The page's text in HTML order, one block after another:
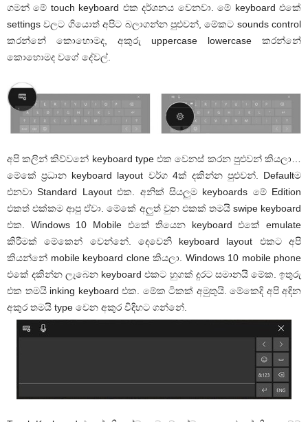
ගමන් මේ touch keyboard එක දර්ශනය වෙනවා. මේ keyboard එකේ
settings වලට ගියොත් අපිට බලාගන්න පුළුවන්, මේකට sounds control
කරන්නේ කොහොමද, අකුරු uppercase lowercase කරන්නේ
කොහොමද වගේ දේවල්.
අපි කලින් කිව්වනේ keyboard type එක වෙනස් කරන පුළුවන් කියලා…
මේකේ ප්‍රධාන keyboard layout වර්ග 4ක් දකින්න පුළුවන්. Defaultම
එනවා Standard Layout එක. අනික් සියලුම keyboards මේ Edition
එකත් එක්කම ආපු ඒවා. මේකේ අලුත් වුන එකක් තමයි swipe keyboard
එක. Windows 10 Mobile එකේ තියෙන keyboard එකේ emulate
කිරීමක් මේකෙන් වෙන්නේ. දෙවෙනි keyboard layout එකට අපි
කියන්නේ mobile keyboard clone කියලා. Windows 10 mobile phone
එකේ දකින්න ලැබෙන keyboard එකට හුගක් දුරට සමානයි මේක. ඉතුරු
එක තමයි inking keyboard එක. මේක ටිකක් අමුතුයි. මේකෙදි අපි අඳින
අකුර තමයි type වෙන අකුර විදිහට ගන්නේ.